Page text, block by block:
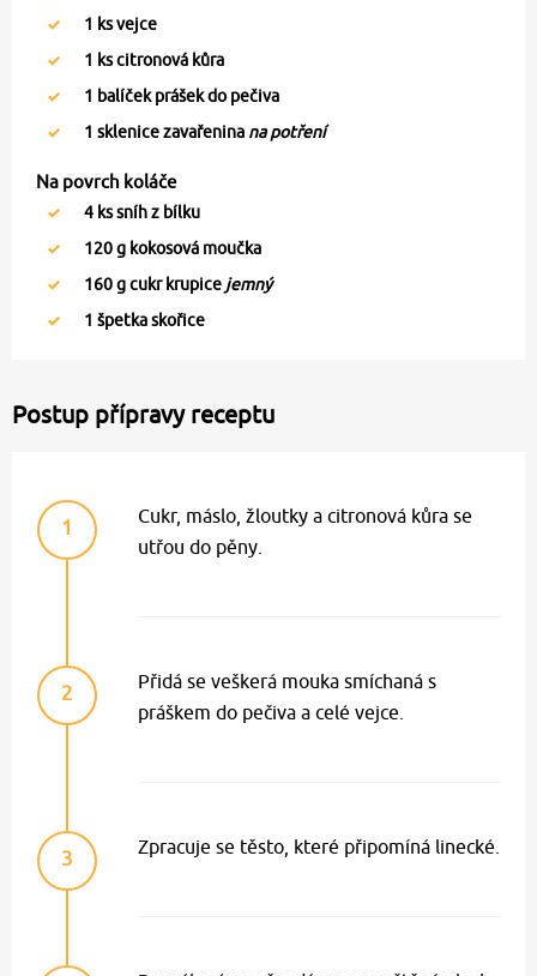
1 ks vejce
1 ks citronová kůra
1 balíček prášek do pečiva
1 sklenice zavařenina na potření
Na povrch koláče
4 ks sníh z bílku
120g kokosová moučka
160g cukr krupice jemný
1 špetka skořice
Postup přípravy receptu
1
Cukr, máslo, žloutky a citronová kůra se
utřou do pěny.
2
Přidá se veškerá mouka smíchaná s
práškem do pečiva a celé vejce.
3 Zpracuje se těsto, které připomíná linecké.